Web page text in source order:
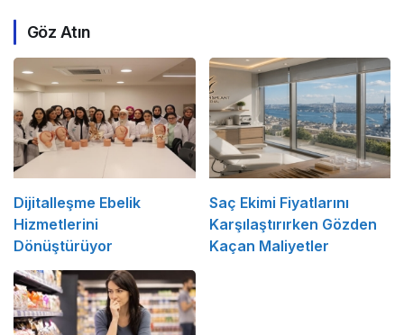
Göz Atın
Dijitalleşme Ebelik
Hizmetlerini
Dönüştürüyor
Saç Ekimi Fiyatlarını
Karşılaştırırken Gözden
Kaçan Maliyetler